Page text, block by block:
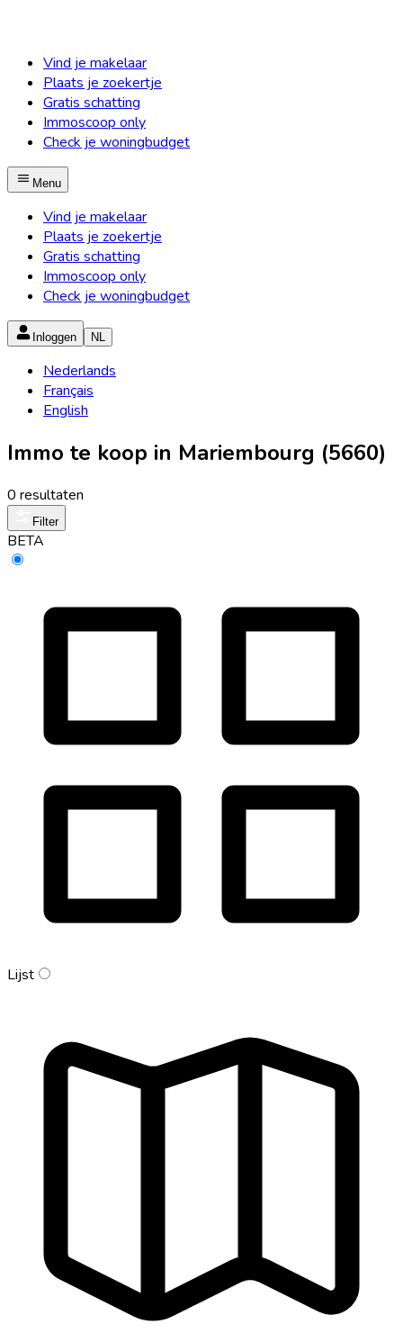
Vind je makelaar
Plaats je zoekertje
Gratis schatting
Immoscoop only
Check je woningbudget
Menu
Vind je makelaar
Plaats je zoekertje
Gratis schatting
Immoscoop only
Check je woningbudget
Inloggen NL
Nederlands
Français
English
Immo te koop in Mariembourg (5660)
0 resultaten
Filter
BETA
Lijst